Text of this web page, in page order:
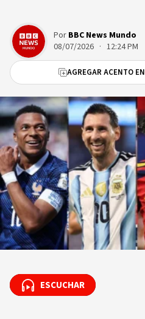
Por BBC News Mundo
08/07/2026 · 12:24 PM
AGREGAR ACENTO EN
ESCUCHAR
ESCUCHAR